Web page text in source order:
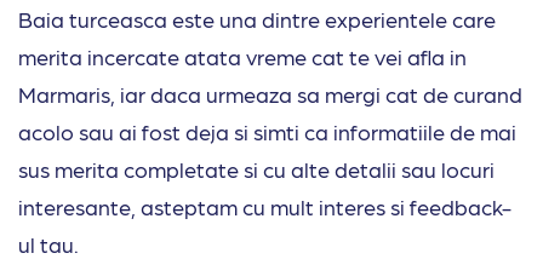
Baia turceasca este una dintre experientele care
merita incercate atata vreme cat te vei afla in
Marmaris, iar daca urmeaza sa mergi cat de curand
acolo sau ai fost deja si simti ca informatiile de mai
sus merita completate si cu alte detalii sau locuri
interesante, asteptam cu mult interes si feedback-
ul tau.